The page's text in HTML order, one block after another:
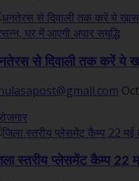
से दिवाली तक करें ये
स्तरीय प्लेसमेंट कैम्प 22